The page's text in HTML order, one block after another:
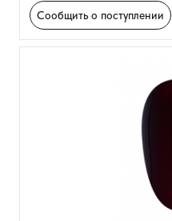
Сообщить о поступлении